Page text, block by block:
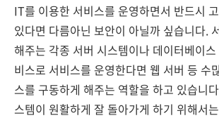
IT를 이용한 서비스를 운영하면서 반드시
있다면 다름아닌 보안이 아닐까 싶습니다.
해주는 각종 서버 시스템이나 데이터베이
비스로 서비스를 운영한다면 웹 서버 등 수
스를 구동하게 해주는 역할을 하고 있습니
스템이 원활하게 잘 돌아가게 하기 위해서